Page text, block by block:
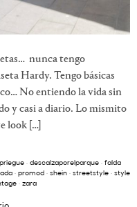
nunca tengo
Hardy. Tengo básicas
No entiendo la vida sin
y casi a diario. Lo mismito
look […]
· descalzaporelparque · falda
· promod · shein · streetstyle · style
· zara